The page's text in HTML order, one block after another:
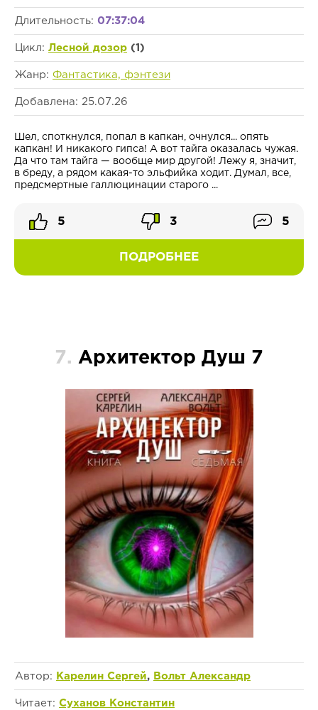
Длительность: 07:37:04
Цикл: Лесной дозор (1)
Жанр: Фантастика, фэнтези
Добавлена: 25.07.26
Шел, споткнулся, попал в капкан, очнулся... опять
капкан! И никакого гипса! А вот тайга оказалась чужая.
Да что там тайга — вообще мир другой! Лежу я, значит,
в бреду, а рядом какая-то эльфийка ходит. Думал, все,
предсмертные галлюцинации старого ...
ПОДРОБНЕЕ
5 3 5
7. Архитектор Душ 7
Автор: Карелин Сергей, Вольт Александр
Читает: Суханов Константин